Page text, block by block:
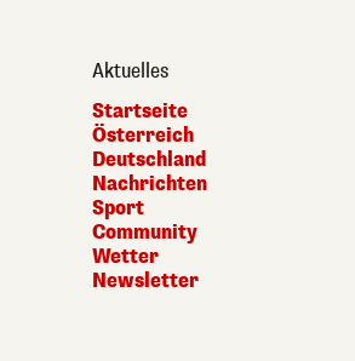
Aktuelles
Startseite
Österreich
Deutschland
Nachrichten
Sport
Community
Wetter
Newsletter